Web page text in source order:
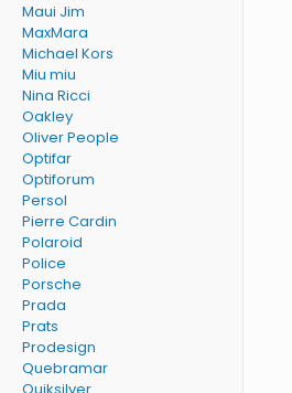
Maui Jim
MaxMara
Michael Kors
Miu miu
Nina Ricci
Oakley
Oliver People
Optifar
Optiforum
Persol
Pierre Cardin
Polaroid
Police
Porsche
Prada
Prats
Prodesign
Quebramar